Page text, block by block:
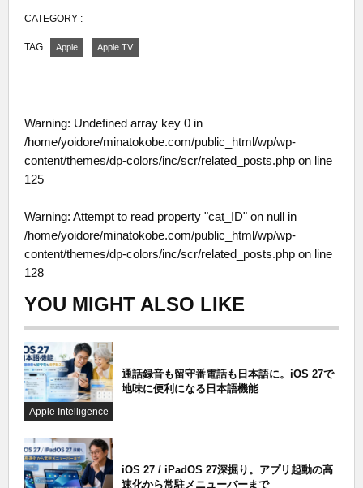
CATEGORY :
TAG : Apple Apple TV
Warning: Undefined array key 0 in
/home/yoidore/minatokobe.com/public_html/wp/wp-
content/themes/dp-colors/inc/scr/related_posts.php on line
125
Warning: Attempt to read property "cat_ID" on null in
/home/yoidore/minatokobe.com/public_html/wp/wp-
content/themes/dp-colors/inc/scr/related_posts.php on line
128
YOU MIGHT ALSO LIKE
Apple Intelligence
通話録音も留守番電話も日本語に。iOS 27で
地味に便利になる日本語機能
iOS 27 / iPadOS 27深掘り。アプリ起動の高
速化から常駐メニューバーまで